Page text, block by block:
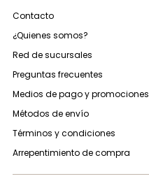
Contacto
¿Quienes somos?
Red de sucursales
Preguntas frecuentes
Medios de pago y promociones
Métodos de envío
Términos y condiciones
Arrepentimiento de compra